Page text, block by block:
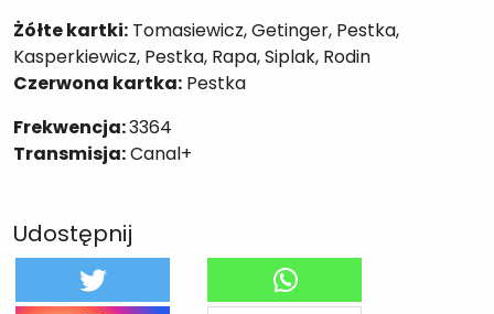
Żółte kartki: Tomasiewicz, Getinger, Pestka,
Kasperkiewicz, Pestka, Rapa, Siplak, Rodin
Czerwona kartka: Pestka
Frekwencja:3364
Transmisja:Canal+
Udostępnij